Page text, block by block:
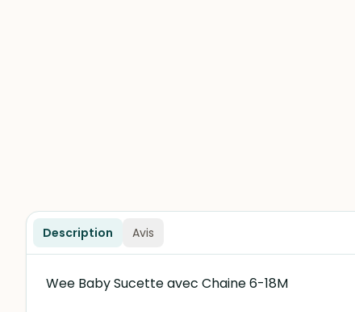
Description Avis
Wee Baby Sucette avec Chaine 6-18M